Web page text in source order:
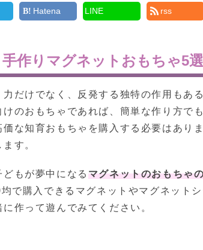
Hatena LINE rss
手作りマグネットおもちゃ5
だけでなく、反発する独特の作用もあ
けのおもちゃであれば、簡単な作り方で
価な知育おもちゃを購入する必要はあり
す。
もが夢中になる マグネットのおもちゃ
で購入できるマグネットやマグネット
作って遊んでみてください。